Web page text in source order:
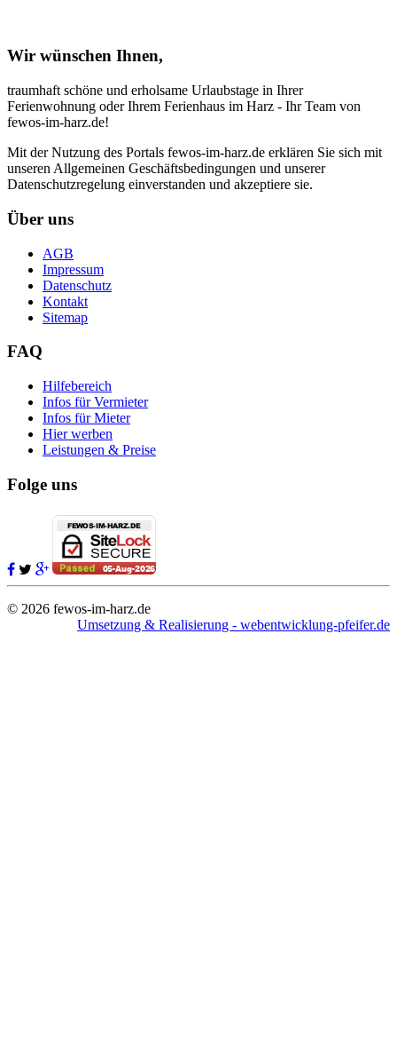
Wir wünschen Ihnen,
traumhaft schöne und erholsame Urlaubstage in Ihrer
Ferienwohnung oder Ihrem Ferienhaus im Harz - Ihr Team von
fewos-im-harz.de!
Mit der Nutzung des Portals fewos-im-harz.de erklären Sie sich mit
unseren Allgemeinen Geschäftsbedingungen und unserer
Datenschutzregelung einverstanden und akzeptiere sie.
Über uns
AGB
Impressum
Datenschutz
Kontakt
Sitemap
FAQ
Hilfebereich
Infos für Vermieter
Infos für Mieter
Hier werben
Leistungen & Preise
Folge uns
© 2026 fewos-im-harz.de
Umsetzung & Realisierung - webentwicklung-pfeifer.de